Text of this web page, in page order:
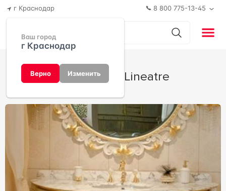
г Краснодар
Ваш город
г Краснодар
Верно Изменить
8 800 775-13-45
Diadema от Lineatre